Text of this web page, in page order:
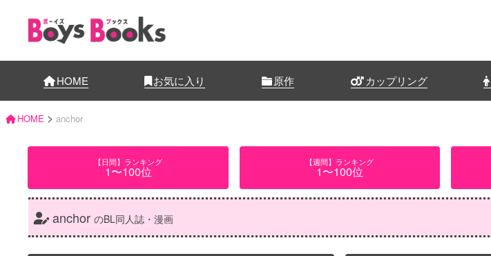
HOME お気に入り 原作 カップリング
HOME > anchor
【日間】ランキング
1〜100位
【週間】ランキング
1〜100位
anchorのBL同人誌・漫画